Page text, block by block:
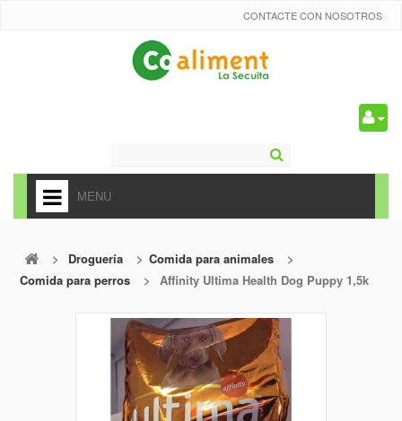
CONTACTE CON NOSOTROS
MENU
+
ALIMENTACIÓN
CARNICERÍA Y CHARCUTERÍA
> Droguería > Comida para animales
>
Comida para perros
> Affinity Ultima Health Dog Puppy 1,5k